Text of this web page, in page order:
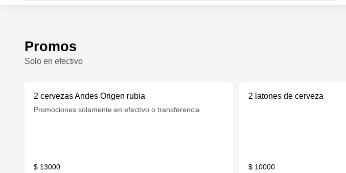
Promos
Solo en efectivo
2 cervezas Andes Origen rubia
Promociones solamente en efectivo o transferencia
$ 13000
2 latones de cerveza
$ 10000